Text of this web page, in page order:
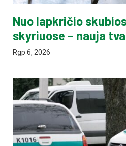
Nuo lapkričio
skyriuose – nauja
Rgp 6, 2026